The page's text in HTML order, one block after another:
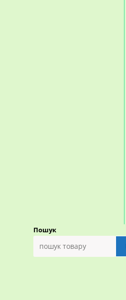
Пошук